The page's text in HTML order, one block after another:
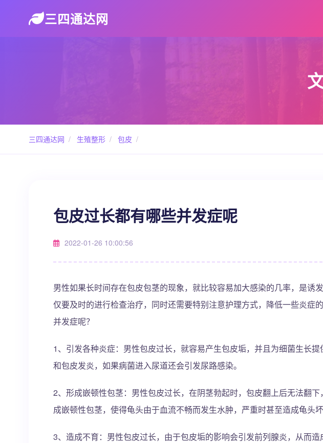
三四通达网
三四通达网 / 生殖整形 / 包皮 /
包皮过长都有哪些并发症呢
2022-01-26 10:00:56
男性如果长时间存在包皮包茎的现象，就比较容易加大感染的几率，是诱
仅要及时的进行检查治疗，同时还需要特别注意护理方式，降低一些炎症
并发症呢？
1、引发各种炎症：男性包皮过长，就容易产生包皮垢，并且为细菌生长
和包皮发炎，如果病菌进入尿道还会引发尿路感染。
2、形成嵌顿性包茎：男性包皮过长，在阴茎勃起时，包皮翻上后无法翻
成嵌顿性包茎，使得龟头由于血流不畅而发生水肿，严重时甚至造成龟头坏
3、造成不育：男性包皮过长，由于包皮垢的影响会引发前列腺炎，从而